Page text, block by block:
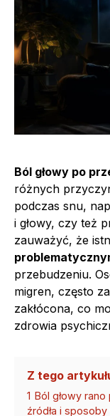
Ból głowy po
różnych
podczas snu,
i głowy, czy też
zauważyć, że
przebudzeniu.
migren, często
zakłócona, co
zdrowia
Z tego
1 Ból głowy
źródła i sposoby